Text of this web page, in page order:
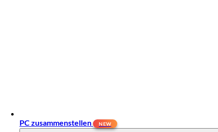
PC zusammenstellen NEW